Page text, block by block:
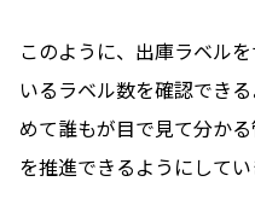
このように、出庫ラベル
いるラベル数を確認でき
めて誰もが目で見て分か
を推進できるようにしてい